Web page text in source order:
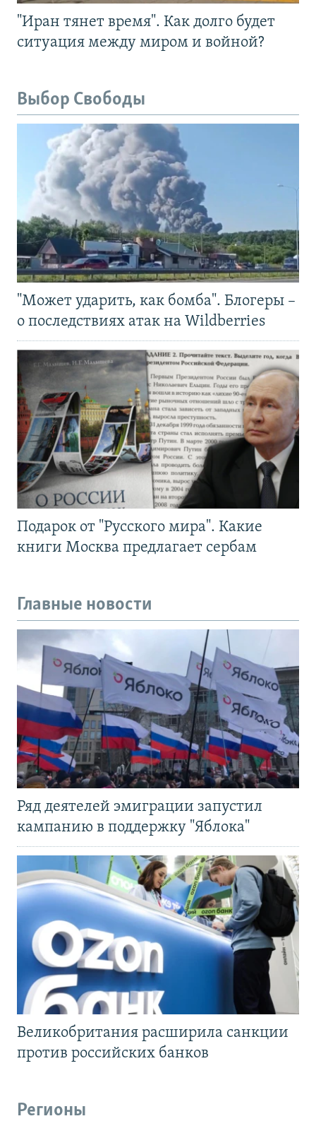
"Иран тянет время". Как долго будет
ситуация между миром и войной?
Выбор Свободы
"Может ударить, как бомба". Блогеры –
о последствиях атак на Wildberries
Подарок от "Русского мира". Какие
книги Москва предлагает сербам
Главные новости
Ряд деятелей эмиграции запустил
кампанию в поддержку "Яблока"
Великобритания расширила санкции
против российских банков
Регионы